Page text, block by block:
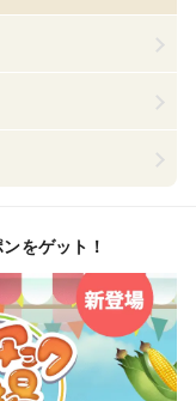
をゲット！